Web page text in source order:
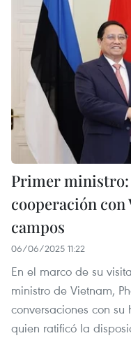
Primer ministro:
cooperación con
campos
06/06/2025 11:22
En el marco de su
ministro de Vietnam,
conversaciones con
quien ratificó la